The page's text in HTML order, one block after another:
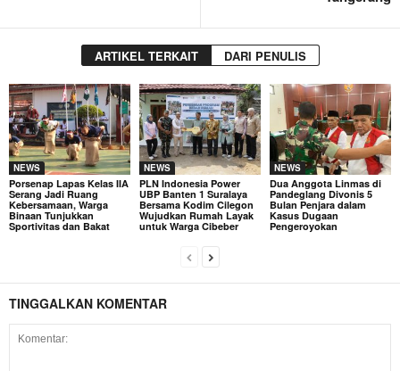
ARTIKEL TERKAIT DARI PENULIS
NEWS
Porsenap Lapas Kelas IIA
Serang Jadi Ruang
Kebersamaan, Warga
Binaan Tunjukkan
Sportivitas dan Bakat
NEWS
PLN Indonesia Power
UBP Banten 1 Suralaya
Bersama Kodim Cilegon
Wujudkan Rumah Layak
untuk Warga Cibeber
NEWS
Dua Anggota Linmas di
Pandeglang Divonis 5
Bulan Penjara dalam
Kasus Dugaan
Pengeroyokan
TINGGALKAN KOMENTAR